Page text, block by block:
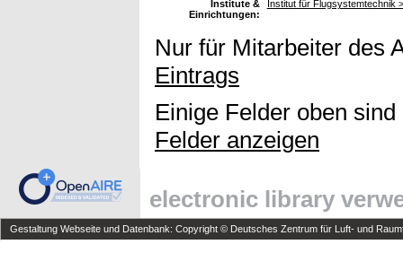
Institute &
Einrichtungen:
Institut für Flugsystemtechnik
Nur für Mitarbeiter des
Eintrags
Einige Felder oben
Felder anzeigen
electronic library
Gestaltung Webseite und Datenbank: Copyright © Deutsches Zentrum für Luft- und